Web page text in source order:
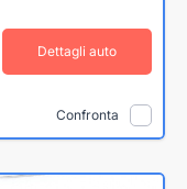
Dettagli auto
Confronta